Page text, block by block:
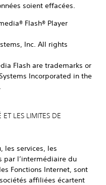
soient effacées.
Flash® Player
Inc. All rights
Flash are trademarks or
Incorporated in the
LES LIMITES DE
les services, les
par l’intermédiaire du
Fonctions Internet, sont
sociétés affiliées écartent